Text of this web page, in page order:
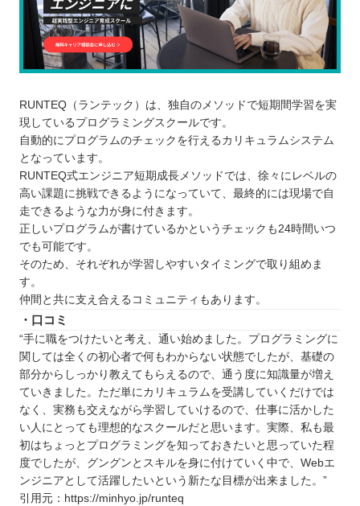
RUNTEQ（ランテック）は、独自のメソッドで短期間学習を実
現しているプログラミングスクールです。
自動的にプログラムのチェックを行えるカリキュラムシステム
となっています。
RUNTEQ式エンジニア短期成長メソッドでは、徐々にレベルの
高い課題に挑戦できるようになっていて、最終的には現場で自
走できるような力が身に付きます。
正しいプログラムが書けているかというチェックも24時間いつ
でも可能です。
そのため、それぞれが学習しやすいタイミングで取り組めま
す。
仲間と共に支え合えるコミュニティもあります。
・口コミ
“手に職をつけたいと考え、通い始めました。プログラミングに
関しては全くの初心者で何もわからない状態でしたが、基礎の
部分からしっかり教えてもらえるので、通う度に知識量が増え
ていきました。ただ単にカリキュラムを受講していくだけでは
なく、実務も交えながら学習していけるので、仕事に活かした
い人にとっても理想的なスクールだと思います。実際、私も最
初はちょっとプログラミングを知っておきたいと思っていた程
度でしたが、グングンとスキルを身に付けていく中で、Webエ
ンジニアとして活躍したいという新たな目標が出来ました。”
引用元：https://minhyo.jp/runteq